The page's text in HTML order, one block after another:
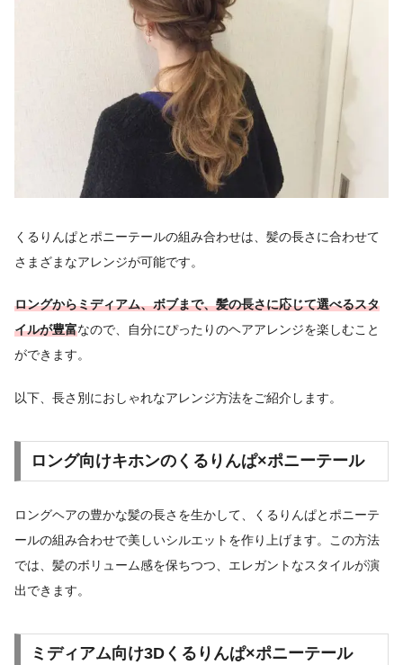
くるりんぱとポニーテールの組み合わせは、髪の長さに合わせて
さまざまなアレンジが可能です。
ロングからミディアム、ボブまで、髪の長さに応じて選べるスタ
イルが豊富なので、自分にぴったりのヘアアレンジを楽しむこと
ができます。
以下、長さ別におしゃれなアレンジ方法をご紹介します。
ロング向けキホンのくるりんぱ×ポニーテール
ロングヘアの豊かな髪の長さを生かして、くるりんぱとポニーテ
ールの組み合わせで美しいシルエットを作り上げます。この方法
では、髪のボリューム感を保ちつつ、エレガントなスタイルが演
出できます。
ミディアム向け3Dくるりんぱ×ポニーテール